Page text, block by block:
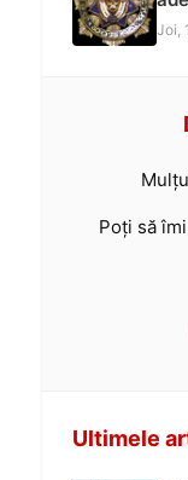
Joi,
Poți să
Ultimele